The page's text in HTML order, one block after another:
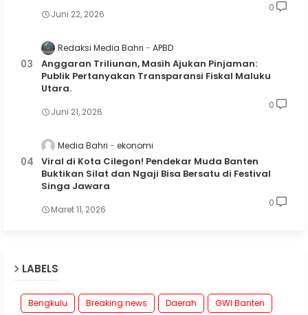
Juni 22, 2026
0
Redaksi Media Bahri APBD
Anggaran Triliunan, Masih Ajukan Pinjaman:
Publik Pertanyakan Transparansi Fiskal Maluku
Utara.
Juni 21, 2026
0
Media Bahri ekonomi
Viral di Kota Cilegon! Pendekar Muda Banten
Buktikan Silat dan Ngaji Bisa Bersatu di Festival
Singa Jawara
Maret 11, 2026
0
LABELS
Bengkulu Breaking news Daerah
GWI Banten